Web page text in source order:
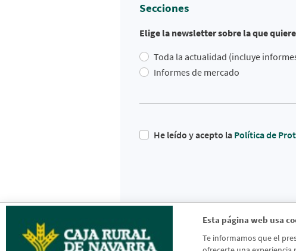
Esta página web usa
Te informamos que el
Secciones
Elige la newsletter sobre la que
Toda la actualidad (incluye
Informes de mercado
He leído y acepto la Política de